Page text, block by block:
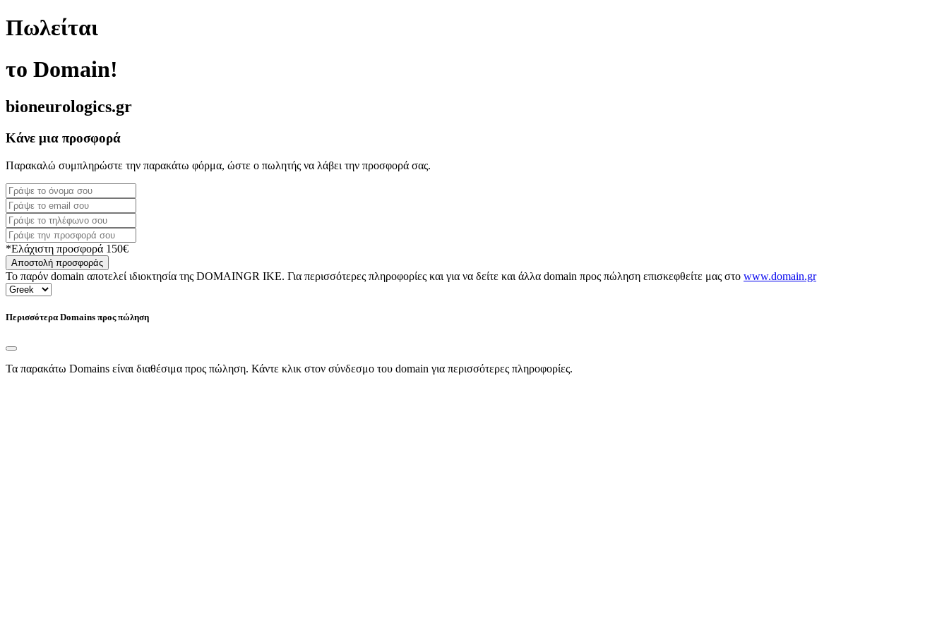
Πωλείται
το Domain!
bioneurologics.gr
Κάνε μια προσφορά
Παρακαλώ συμπληρώστε την παρακάτω φόρμα, ώστε ο πωλητής να λάβει την προσφορά σας.
*Ελάχιστη προσφορά 150€
Αποστολή προσφοράς
Το παρόν domain αποτελεί ιδιοκτησία της DOMAINGR ΙΚΕ. Για περισσότερες πληροφορίες και για να δείτε και άλλα domain προς πώληση επισκεφθείτε μας στο www.domain.gr
Περισσότερα Domains προς πώληση
Τα παρακάτω Domains είναι διαθέσιμα προς πώληση. Κάντε κλικ στον σύνδεσμο του domain για περισσότερες πληροφορίες.